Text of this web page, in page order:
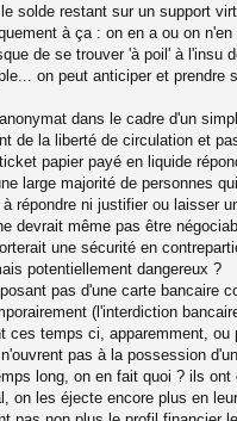
le solde restant sur un support
à ça : on en a ou on
de se trouver 'à poil' à l'insu
on peut anticiper et prendre
dans le cadre d'un
de la liberté de circulation et
papier payé en liquide
large majorité de personnes
répondre ni justifier ou laisser
devrait même pas être
une sécurité en
potentiellement dangereux ?
pas d'une carte bancaire
(l'interdiction
ces temps ci, apparemment, ou
pas à la possession
long, on en fait quoi ? ils ont
on les éjecte encore plus en